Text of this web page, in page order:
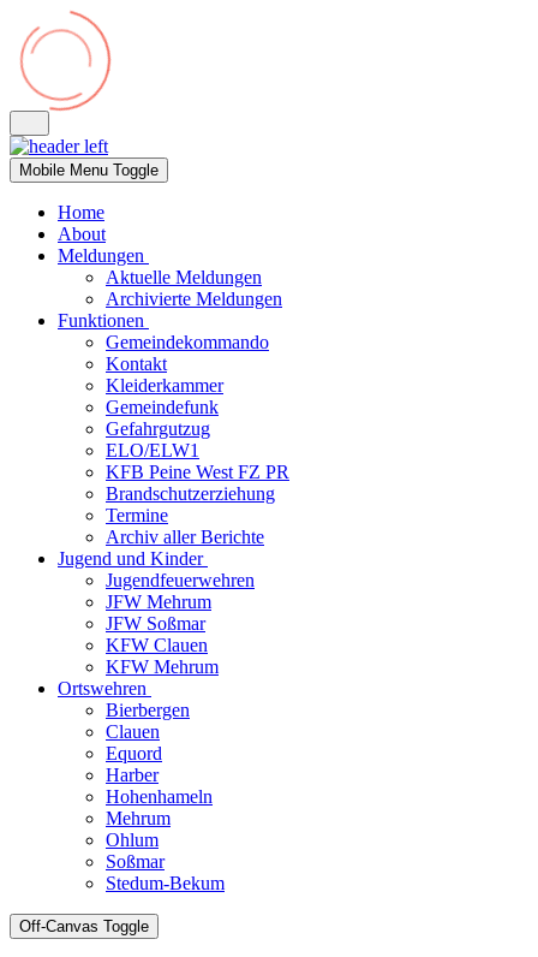
Mobile Menu Toggle
Home
About
Meldungen
Aktuelle Meldungen
Archivierte Meldungen
Funktionen
Gemeindekommando
Kontakt
Kleiderkammer
Gemeindefunk
Gefahrgutzug
ELO/ELW1
KFB Peine West FZ PR
Brandschutzerziehung
Termine
Archiv aller Berichte
Jugend und Kinder
Jugendfeuerwehren
JFW Mehrum
JFW Soßmar
KFW Clauen
KFW Mehrum
Ortswehren
Bierbergen
Clauen
Equord
Harber
Hohenhameln
Mehrum
Ohlum
Soßmar
Stedum-Bekum
Off-Canvas Toggle